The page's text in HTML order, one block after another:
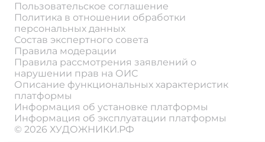
Пользовательское соглашение
Политика в отношении обработки
персональных данных
Состав экспертного совета
Правила модерации
Правила рассмотрения заявлений о
нарушении прав на ОИС
Описание функциональных характеристик
платформы
Информация об установке платформы
Информация об эксплуатации платформы
© 2026 ХУДОЖНИКИ.РФ